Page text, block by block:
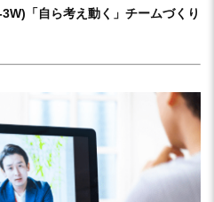
「自ら考え動く」チームづくり